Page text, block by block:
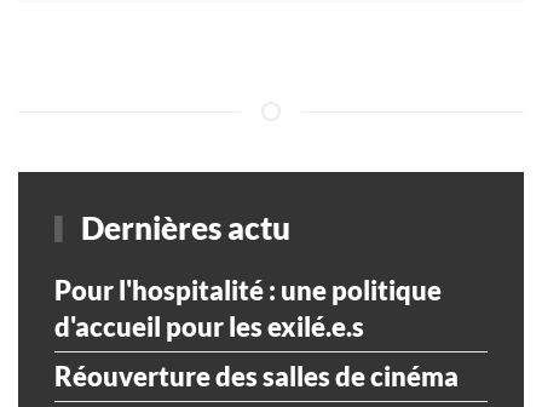
Dernières actu
Pour l'hospitalité : une politique
d'accueil pour les exilé.e.s
Réouverture des salles de cinéma